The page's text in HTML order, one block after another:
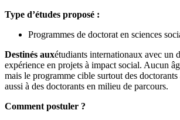
Type d’études proposé :
Programmes de doctorat en sciences
Destinés auxétudiants internationaux avec un
expérience en projets à impact social. Aucun
mais le programme cible surtout des doctorants
aussi à des doctorants en milieu de parcours.
Comment postuler ?